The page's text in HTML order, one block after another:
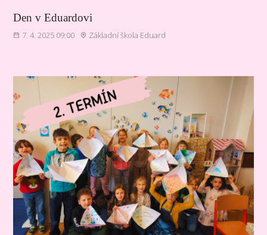
Den v Eduardovi
7. 4. 2025 09:00 Základní škola Eduard